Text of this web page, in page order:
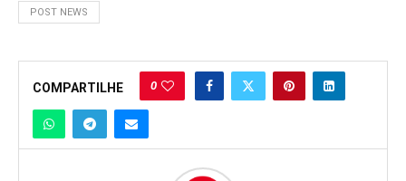
POST NEWS
COMPARTILHE 0